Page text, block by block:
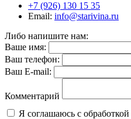
+7 (926) 130 15 35
Email: info@starivina.ru
Либо напишите нам:
Ваше имя:
Ваш телефон:
Ваш E-mail:
Комментарий
Я соглашаюсь с обработкой